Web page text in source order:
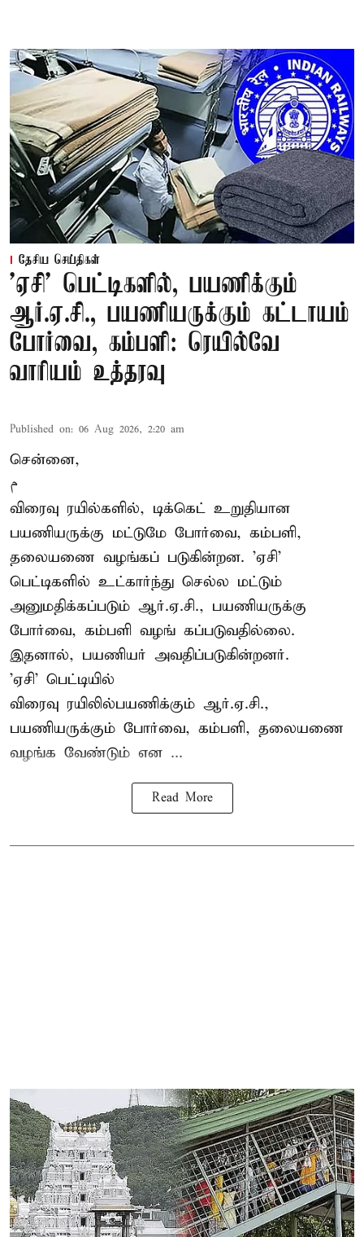
தேசிய செய்திகள்
'ஏசி' பெட்டிகளில், பயணிக்கும்
ஆர்.ஏ.சி., பயணியருக்கும் கட்டாயம்
போர்வை, கம்பளி: ரெயில்வே
வாரியம் உத்தரவு
Published on: 06 Aug 2026, 2:20 am
சென்னை,
م
விரைவு ரயில்களில், டிக்கெட் உறுதியான
பயணியருக்கு மட்டுமே போர்வை, கம்பளி,
தலையணை வழங்கப் படுகின்றன. 'ஏசி'
பெட்டிகளில் உட்கார்ந்து செல்ல மட்டும்
அனுமதிக்கப்படும் ஆர்.ஏ.சி., பயணியருக்கு
போர்வை, கம்பளி வழங் கப்படுவதில்லை.
இதனால், பயணியர் அவதிப்படுகின்றனர்.
'ஏசி' பெட்டியில்
விரைவு ரயிலில்பயணிக்கும் ஆர்.ஏ.சி.,
பயணியருக்கும் போர்வை, கம்பளி, தலையணை
வழங்க வேண்டும் என ...
Read More